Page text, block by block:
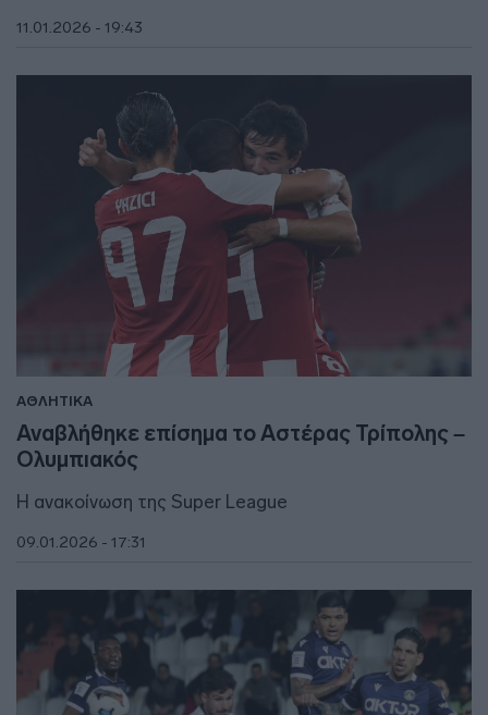
11.01.2026 - 19:43
ΑΘΛΗΤΙΚΑ
Αναβλήθηκε επίσημα το Αστέρας Τρίπολης –
Ολυμπιακός
Η ανακοίνωση της Super League
09.01.2026 - 17:31